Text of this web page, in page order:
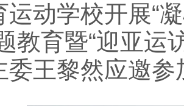
运动学校开展“
教育暨“迎亚运
委王黎然应邀参